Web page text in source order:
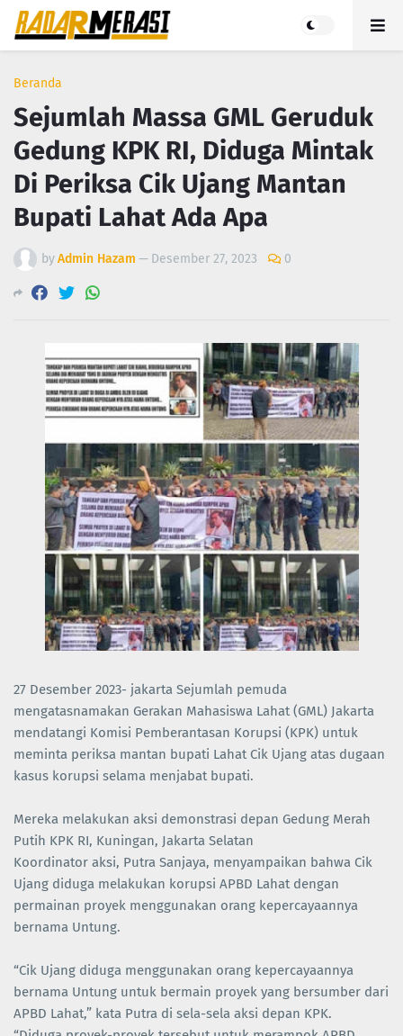
Beranda
Sejumlah Massa GML Geruduk
Gedung KPK RI, Diduga Mintak
Di Periksa Cik Ujang Mantan
Bupati Lahat Ada Apa
byAdmin Hazam — Desember 27, 2023 0
27 Desember 2023- jakarta Sejumlah pemuda
mengatasnamakan Gerakan Mahasiswa Lahat (GML) Jakarta
mendatangi Komisi Pemberantasan Korupsi (KPK) untuk
meminta periksa mantan bupati Lahat Cik Ujang atas dugaan
kasus korupsi selama menjabat bupati.
Mereka melakukan aksi demonstrasi depan Gedung Merah
Putih KPK RI, Kuningan, Jakarta Selatan
Koordinator aksi, Putra Sanjaya, menyampaikan bahwa Cik
Ujang diduga melakukan korupsi APBD Lahat dengan
permainan proyek menggunakan orang kepercayaannya
bernama Untung.
“Cik Ujang diduga menggunakan orang kepercayaannya
bernama Untung untuk bermain proyek yang bersumber dari
APBD Lahat,” kata Putra di sela-sela aksi depan KPK.